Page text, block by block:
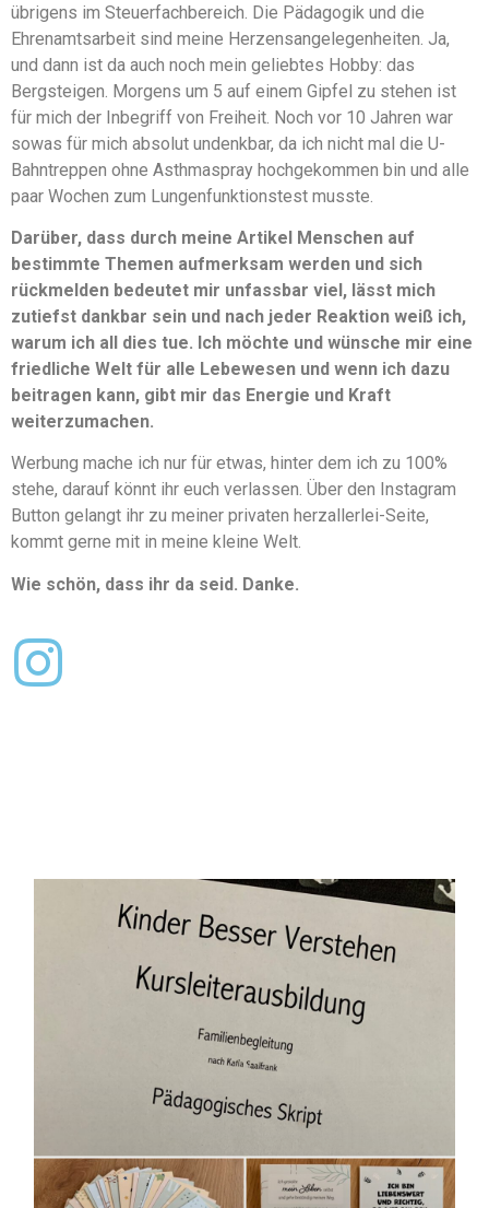
übrigens im Steuerfachbereich. Die Pädagogik und die
Ehrenamtsarbeit sind meine Herzensangelegenheiten. Ja,
und dann ist da auch noch mein geliebtes Hobby: das
Bergsteigen. Morgens um 5 auf einem Gipfel zu stehen ist
für mich der Inbegriff von Freiheit. Noch vor 10 Jahren war
sowas für mich absolut undenkbar, da ich nicht mal die U-
Bahntreppen ohne Asthmaspray hochgekommen bin und alle
paar Wochen zum Lungenfunktionstest musste.
Darüber, dass durch meine Artikel Menschen auf
bestimmte Themen aufmerksam werden und sich
rückmelden bedeutet mir unfassbar viel, lässt mich
zutiefst dankbar sein und nach jeder Reaktion weiß ich,
warum ich all dies tue. Ich möchte und wünsche mir eine
friedliche Welt für alle Lebewesen und wenn ich dazu
beitragen kann, gibt mir das Energie und Kraft
weiterzumachen.
Werbung mache ich nur für etwas, hinter dem ich zu 100%
stehe, darauf könnt ihr euch verlassen. Über den Instagram
Button gelangt ihr zu meiner privaten herzallerlei-Seite,
kommt gerne mit in meine kleine Welt.
Wie schön, dass ihr da seid. Danke.